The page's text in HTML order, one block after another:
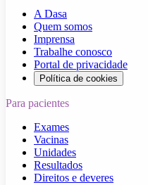
A Dasa
Quem somos
Imprensa
Trabalhe conosco
Portal de privacidade
Política de cookies
Para pacientes
Exames
Vacinas
Unidades
Resultados
Direitos e deveres